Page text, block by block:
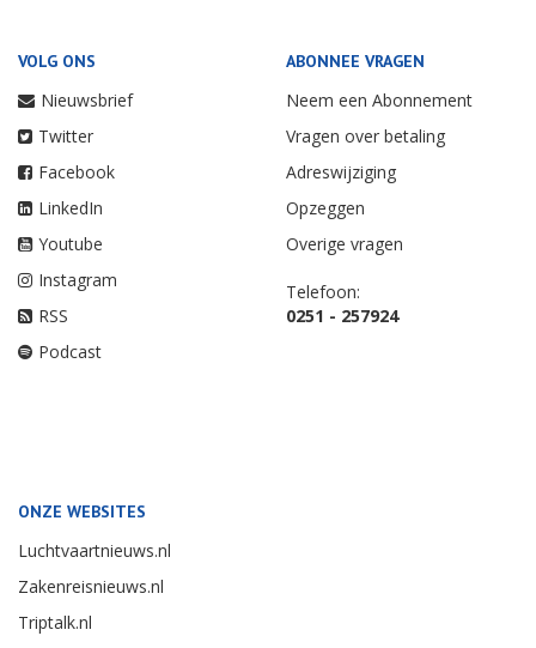
VOLG ONS
Nieuwsbrief
Twitter
Facebook
LinkedIn
Youtube
Instagram
RSS
Podcast
ABONNEE VRAGEN
Neem een Abonnement
Vragen over betaling
Adreswijziging
Opzeggen
Overige vragen
Telefoon:
0251 - 257924
ONZE WEBSITES
Luchtvaartnieuws.nl
Zakenreisnieuws.nl
Triptalk.nl